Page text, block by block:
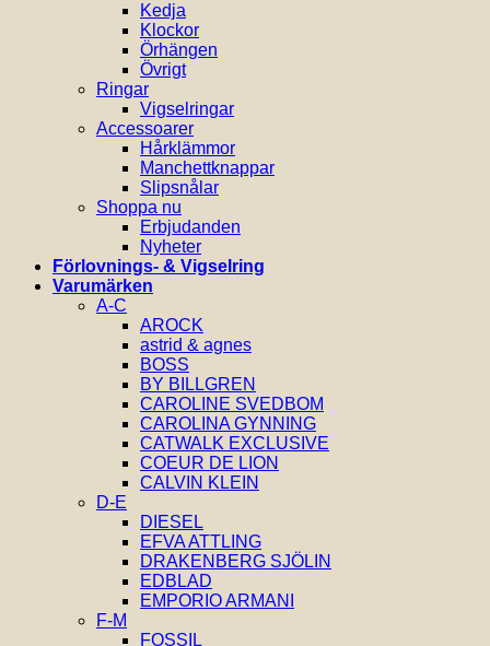
Kedja
Klockor
Örhängen
Övrigt
Ringar
Vigselringar
Accessoarer
Hårklämmor
Manchettknappar
Slipsnålar
Shoppa nu
Erbjudanden
Nyheter
Förlovnings- & Vigselring
Varumärken
A-C
AROCK
astrid & agnes
BOSS
BY BILLGREN
CAROLINE SVEDBOM
CAROLINA GYNNING
CATWALK EXCLUSIVE
COEUR DE LION
CALVIN KLEIN
D-E
DIESEL
EFVA ATTLING
DRAKENBERG SJÖLIN
EDBLAD
EMPORIO ARMANI
F-M
FOSSIL